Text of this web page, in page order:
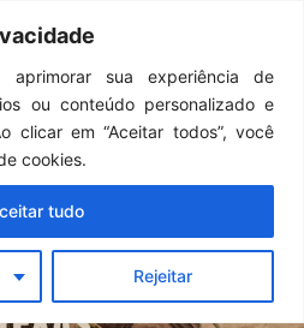
aprimorar sua experiência de
ou conteúdo personalizado e
clicar em “Aceitar todos”, você
cookies.
Rejeitar
tudo